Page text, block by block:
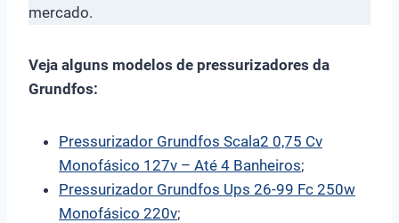
mercado.
Veja alguns modelos de pressurizadores da
Grundfos:
Pressurizador Grundfos Scala2 0,75 Cv
Monofásico 127v – Até 4 Banheiros;
Pressurizador Grundfos Ups 26-99 Fc 250w
Monofásico 220v;